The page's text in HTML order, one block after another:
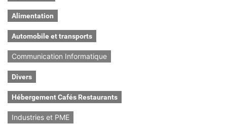
Alimentation
Automobile et transports
Communication Informatique
Divers
Hébergement Cafés Restaurants
Industries et PME